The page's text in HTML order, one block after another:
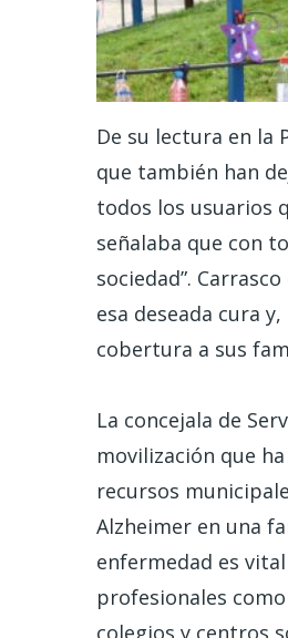
De su lectura en la
que también han
todos los usuarios
señalaba que con
sociedad”.
esa deseada cura
cobertura a sus
La concejala de
movilización que
recursos
Alzheimer en una
enfermedad es
profesionales
colegios y centros